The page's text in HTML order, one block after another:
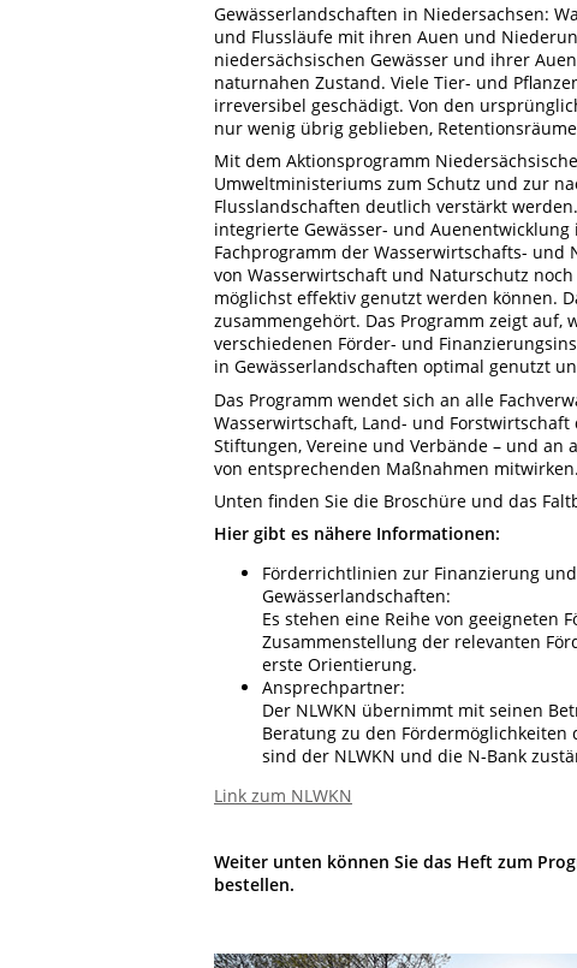
Gewässerlandschaften in Niedersachsen:
und Flussläufe mit ihren Auen und
niedersächsischen Gewässer und ihrer
naturnahen Zustand. Viele Tier- und
irreversibel geschädigt. Von den
nur wenig übrig geblieben,
Mit dem Aktionsprogramm
Umweltministeriums zum Schutz und zur
Flusslandschaften deutlich verstärkt
integrierte Gewässer- und
Fachprogramm der Wasserwirtschafts-
von Wasserwirtschaft und Naturschutz
möglichst effektiv genutzt werden können.
zusammengehört. Das Programm zeigt
verschiedenen Förder- und
in Gewässerlandschaften optimal genutzt
Das Programm wendet sich an alle
Wasserwirtschaft, Land- und
Stiftungen, Vereine und Verbände – und
von entsprechenden Maßnahmen mitwirken.
Unten finden Sie die Broschüre und das
Hier gibt es nähere Informationen:
Förderrichtlinien zur Finanzierung
Gewässerlandschaften:
Es stehen eine Reihe von geeigneten
Zusammenstellung der relevanten
erste Orientierung.
Ansprechpartner:
Der NLWKN übernimmt mit seinen
Beratung zu den
sind der NLWKN und die N-Bank
Link zum NLWKN
Weiter unten können Sie das Heft zum
bestellen.